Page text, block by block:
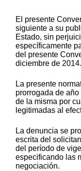
El presente
siguiente a su
Estado, sin
específicamente
del presente
diciembre de 2014.
La presente
prorrogada de
de la misma por
legitimadas al
La denuncia se
escrita del
del período de
especificando las
negociación.